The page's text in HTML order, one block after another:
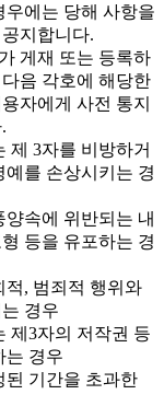
에는 당해 사항을
지합니다.
게재 또는 등록하
음 각호에 해당한
자에게 사전 통지
제 3자를 비방하거
를 손상시키는 경
양속에 위반되는 내
등을 유포하는 경
적, 범죄적 행위와
경우
제3자의 저작권 등
는 경우
된 기간을 초과한